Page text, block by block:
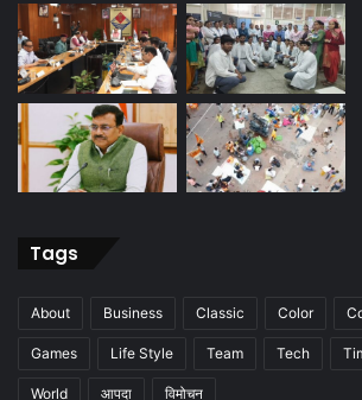
Tags
About Business Classic Color
Games Life Style Team Tech
World आपदा विमोचन